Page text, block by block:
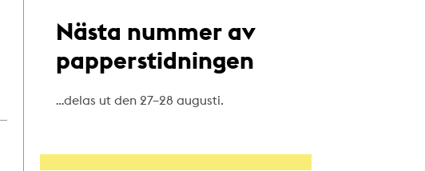
Nästa nummer av
papperstidningen
…delas ut den 27–28 augusti.